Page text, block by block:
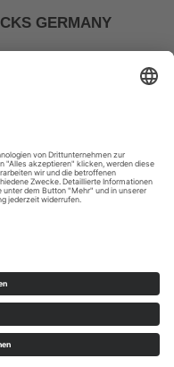
GERMANY
&
IN